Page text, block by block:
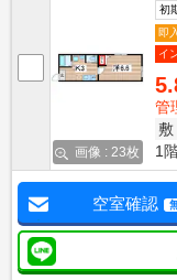
画像 : 23枚
初
即
イ
管
敷
1
空室確認